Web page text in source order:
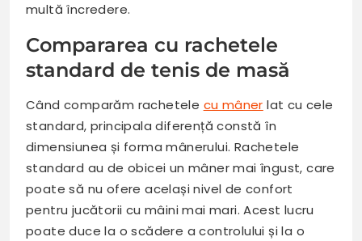
multă încredere.
Compararea cu rachetele
standard de tenis de masă
Când comparăm rachetele cu mâner lat cu cele
standard, principala diferență constă în
dimensiunea și forma mânerului. Rachetele
standard au de obicei un mâner mai îngust, care
poate să nu ofere același nivel de confort
pentru jucătorii cu mâini mai mari. Acest lucru
poate duce la o scădere a controlului și la o